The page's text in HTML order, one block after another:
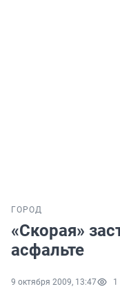
ГОРОД
«Скорая»
асфальте
9 октября 2009, 13:47 1